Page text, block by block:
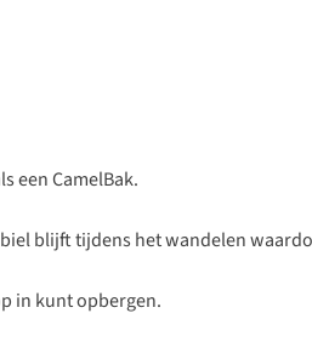
een CamelBak.
blijft tijdens het wandelen
in kunt opbergen.